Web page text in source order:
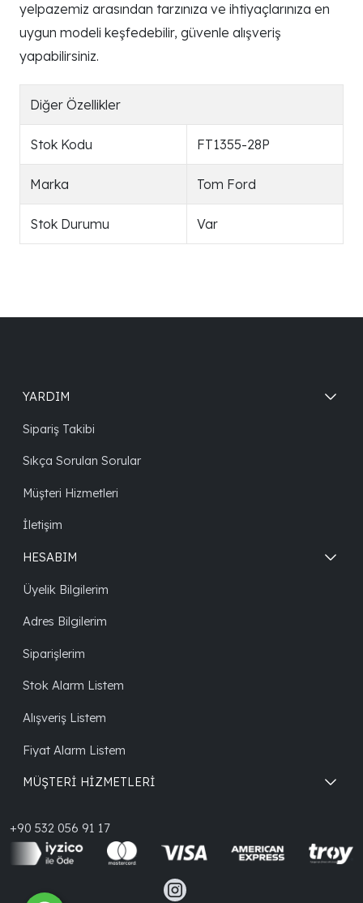
yelpazemiz arasından tarzınıza ve ihtiyaçlarınıza en
uygun modeli keşfedebilir, güvenle alışveriş
yapabilirsiniz.
Diğer Özellikler
Stok Kodu FT1355-28P
Marka Tom Ford
Stok Durumu Var
YARDIM
Sipariş Takibi
Sıkça Sorulan Sorular
Müşteri Hizmetleri
İletişim
HESABIM
Üyelik Bilgilerim
Adres Bilgilerim
Siparişlerim
Stok Alarm Listem
Alışveriş Listem
Fiyat Alarm Listem
MÜŞTERİ HİZMETLERİ
+90 532 056 91 17